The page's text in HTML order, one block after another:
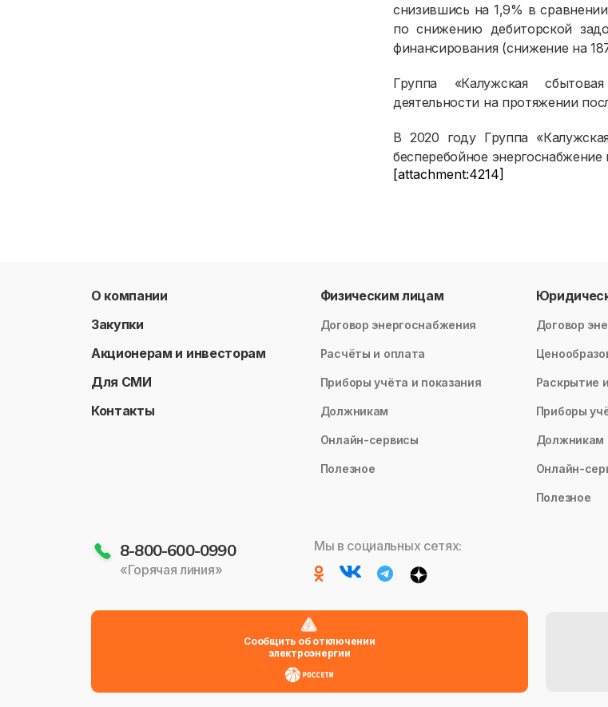
снизившись на 1,9% в
по снижению дебиторской
финансирования (снижение на
Группа «Калужская
деятельности на протяжении
В 2020 году Группа
бесперебойное
[attachment:4214]
О компании
Закупки
Акционерам и инвесторам
Для СМИ
Контакты
Физическим лицам
Договор энергоснабжения
Расчёты и оплата
Приборы учёта и показания
Должникам
Онлайн-сервисы
Полезное
Договор
Раскрытие
Приборы
Должникам
Онлайн-
Полезное
8-800-600-0990
«Горячая линия»
Мы в социальных сетях:
Сообщить об отключении
электроэнергии